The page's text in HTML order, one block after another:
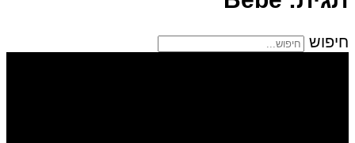
חיפוש